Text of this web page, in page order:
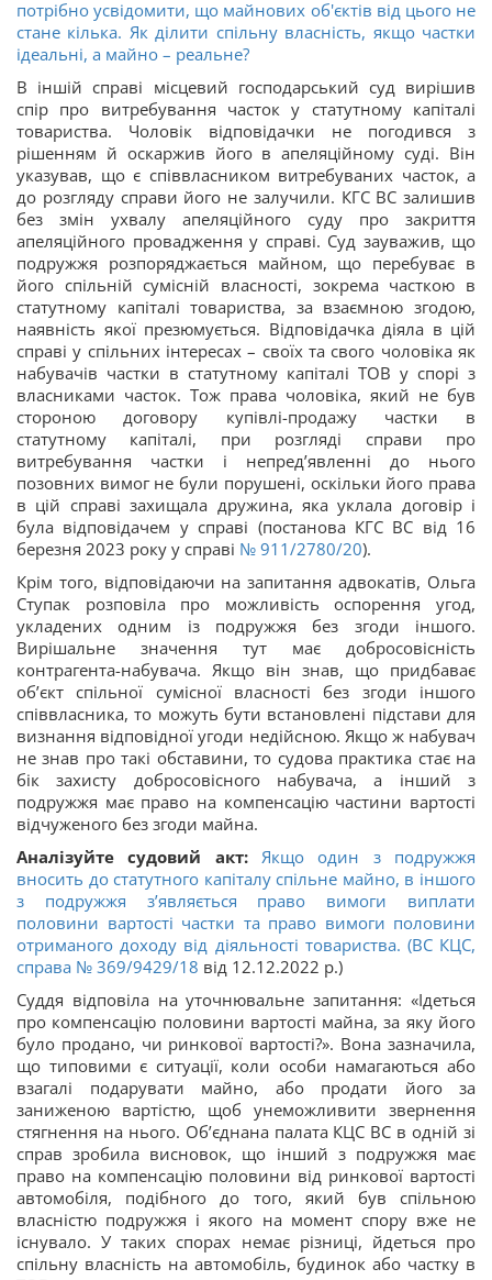
потрібно усвідомити, що майнових об'єктів від цього не
стане кілька. Як ділити спільну власність, якщо частки
ідеальні, а майно – реальне?
В іншій справі місцевий господарський суд вирішив
спір про витребування часток у статутному капіталі
товариства. Чоловік відповідачки не погодився з
рішенням й оскаржив його в апеляційному суді. Він
указував, що є співвласником витребуваних часток, а
до розгляду справи його не залучили. КГС ВС залишив
без змін ухвалу апеляційного суду про закриття
апеляційного провадження у справі. Суд зауважив, що
подружжя розпоряджається майном, що перебуває в
його спільній сумісній власності, зокрема часткою в
статутному капіталі товариства, за взаємною згодою,
наявність якої презюмується. Відповідачка діяла в цій
справі у спільних інтересах – своїх та свого чоловіка як
набувачів частки в статутному капіталі ТОВ у спорі з
власниками часток. Тож права чоловіка, який не був
стороною договору купівлі-продажу частки в
статутному капіталі, при розгляді справи про
витребування частки і непред’явленні до нього
позовних вимог не були порушені, оскільки його права
в цій справі захищала дружина, яка уклала договір і
була відповідачем у справі (постанова КГС ВС від 16
березня 2023 року у справі № 911/2780/20).
Крім того, відповідаючи на запитання адвокатів, Ольга
Ступак розповіла про можливість оспорення угод,
укладених одним із подружжя без згоди іншого.
Вирішальне значення тут має добросовісність
контрагента-набувача. Якщо він знав, що придбаває
об’єкт спільної сумісної власності без згоди іншого
співвласника, то можуть бути встановлені підстави для
визнання відповідної угоди недійсною. Якщо ж набувач
не знав про такі обставини, то судова практика стає на
бік захисту добросовісного набувача, а інший з
подружжя має право на компенсацію частини вартості
відчуженого без згоди майна.
Аналізуйте судовий акт:
Якщо один з подружжя
вносить до статутного капіталу спільне майно, в іншого
з подружжя з’являється право вимоги виплати
половини вартості частки та право вимоги половини
отриманого доходу від діяльності товариства. (ВС КЦС,
справа № 369/9429/18 від 12.12.2022 р.)
Суддя відповіла на уточнювальне запитання: «Ідеться
про компенсацію половини вартості майна, за яку його
було продано, чи ринкової вартості?». Вона зазначила,
що типовими є ситуації, коли особи намагаються або
взагалі подарувати майно, або продати його за
заниженою вартістю, щоб унеможливити звернення
стягнення на нього. Об’єднана палата КЦС ВС в одній зі
справ зробила висновок, що інший з подружжя має
право на компенсацію половини від ринкової вартості
автомобіля, подібного до того, який був спільною
власністю подружжя і якого на момент спору вже не
існувало. У таких спорах немає різниці, йдеться про
спільну власність на автомобіль, будинок або частку в